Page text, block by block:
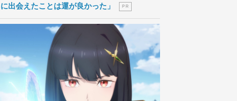
に出会えたことは運が良かった」
P R